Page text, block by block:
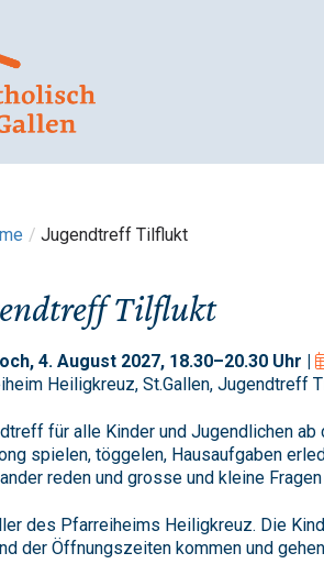
/ Jugendtreff Tilflukt
Tilflukt
4. August 2027, 18.30–20.30 Uhr |
Heiligkreuz, St.Gallen, Jugendtreff
für alle Kinder und Jugendlichen ab
spielen, töggelen, Hausaufgaben
reden und grosse und kleine
des Pfarreiheims Heiligkreuz. Die
der Öffnungszeiten kommen und